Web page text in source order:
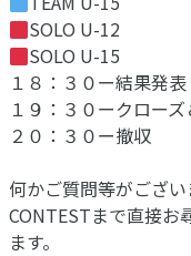
SOLO U-12
SOLO U-15
１８：３０ー結果発表
１９：３０ークローズ
２０：３０ー撤収
何かご質問等がござい
CONTESTまで直接お
ます。